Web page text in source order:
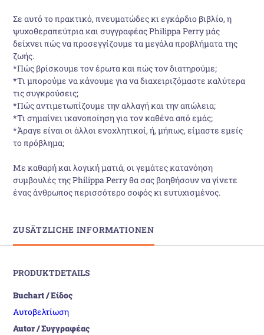
Σε αυτό το πρακτικό, πνευματώδες κι εγκάρδιο βιβλίο, η
ψυχοθεραπεύτρια και συγγραφέας Philippa Perry μάς
δείχνει πώς να προσεγγίζουμε τα μεγάλα προβλήματα της
ζωής.
*Πώς βρίσκουμε τον έρωτα και πώς τον διατηρούμε;
*Τι μπορούμε να κάνουμε για να διαχειριζόμαστε καλύτερα
τις συγκρούσεις;
*Πώς αντιμετωπίζουμε την αλλαγή και την απώλεια;
*Τι σημαίνει ικανοποίηση για τον καθένα από εμάς;
*Άραγε είναι οι άλλοι ενοχλητικοί, ή, μήπως, είμαστε εμείς
το πρόβλημα;
Με καθαρή και λογική ματιά, οι γεμάτες κατανόηση
συμβουλές της Philippa Perry θα σας βοηθήσουν να γίνετε
ένας άνθρωπος περισσότερο σοφός κι ευτυχισμένος.
ZUSÄTZLICHE INFORMATIONEN
PRODUKTDETAILS
Buchart / Είδος
Αυτοβελτίωση
Autor / Συγγραφέας